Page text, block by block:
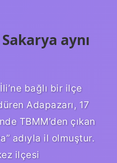
aynı
bağlı bir ilçe
Adapazarı, 17
TBMM’den çıkan
adıyla il olmuştur.
ilçesi